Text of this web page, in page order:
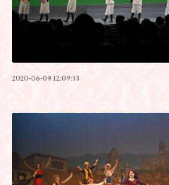
2020-06-09 12:09:33